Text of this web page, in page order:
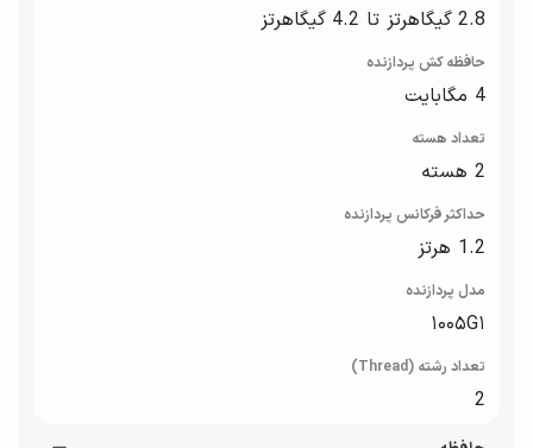
2.8 گیگاهرتز تا 4.2 گیگاهرتز
حافظه کش پردازنده
4 مگابایت
تعداد هسته
2 هسته
حداکثر فرکانس پردازنده
1.2 هرتز
مدل پردازنده
۱۰۰۵G۱
تعداد رشته (Thread)
2